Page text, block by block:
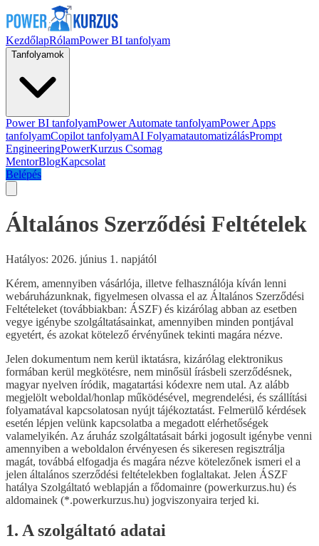
KezdőlapRólamPower BI tanfolyam
Tanfolyamok
Power BI tanfolyamPower Automate tanfolyamPower Apps
tanfolyamCopilot tanfolyamAI FolyamatautomatizálásPrompt
EngineeringPowerKurzus Csomag
MentorBlogKapcsolat
Belépés
Általános Szerződési Feltételek
Hatályos: 2026. június 1. napjától
Kérem, amennyiben vásárlója, illetve felhasználója kíván lenni
webáruházunknak, figyelmesen olvassa el az Általános Szerződési
Feltételeket (továbbiakban: ÁSZF) és kizárólag abban az esetben
vegye igénybe szolgáltatásainkat, amennyiben minden pontjával
egyetért, és azokat kötelező érvényűnek tekinti magára nézve.
Jelen dokumentum nem kerül iktatásra, kizárólag elektronikus
formában kerül megkötésre, nem minősül írásbeli szerződésnek,
magyar nyelven íródik, magatartási kódexre nem utal. Az alább
megjelölt weboldal/honlap működésével, megrendelési, és szállítási
folyamatával kapcsolatosan nyújt tájékoztatást. Felmerülő kérdések
esetén lépjen velünk kapcsolatba a megadott elérhetőségek
valamelyikén. Az áruház szolgáltatásait bárki jogosult igénybe venni
amennyiben a weboldalon érvényesen és sikeresen regisztrálja
magát, továbbá elfogadja és magára nézve kötelezőnek ismeri el a
jelen általános szerződési feltételekben foglaltakat. Jelen ÁSZF
hatálya Szolgáltató weblapján a fődomainre (powerkurzus.hu) és
aldomainek (*.powerkurzus.hu) jogviszonyaira terjed ki.
1. A szolgáltató adatai